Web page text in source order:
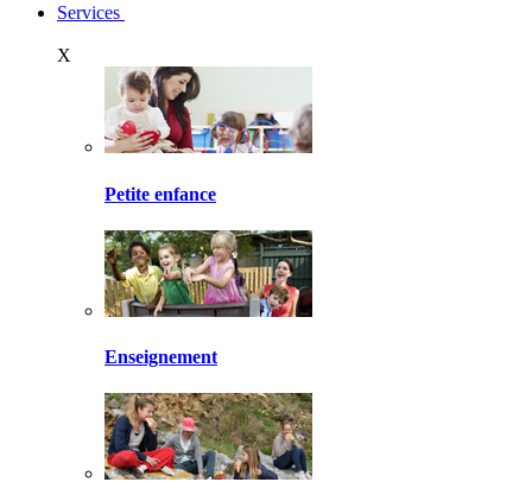
Services
X
Petite enfance
Enseignement